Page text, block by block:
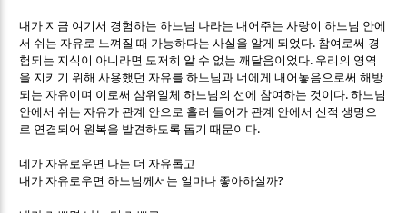
내가 지금 여기서 경험하는 하느님 나라는 내어주는 사랑이 하느님 안에
서 쉬는 자유로 느껴질 때 가능하다는 사실을 알게 되었다. 참여로써 경
험되는 지식이 아니라면 도저히 알 수 없는 깨달음이었다. 우리의 영역
을 지키기 위해 사용했던 자유를 하느님과 너에게 내어놓음으로써 해방
되는 자유이며 이로써 삼위일체 하느님의 선에 참여하는 것이다.하느님
안에서 쉬는 자유가 관계 안으로 흘러 들어가 관계 안에서 신적 생명으
로 연결되어 원복을 발견하도록 돕기 때문이다.
네가 자유로우면 나는 더 자유롭고
내가 자유로우면 하느님께서는 얼마나 좋아하실까?